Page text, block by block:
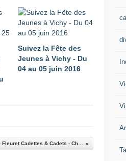
Suivez la Fête des
Jeunes à Vichy - Du
04 au 05 juin 2016